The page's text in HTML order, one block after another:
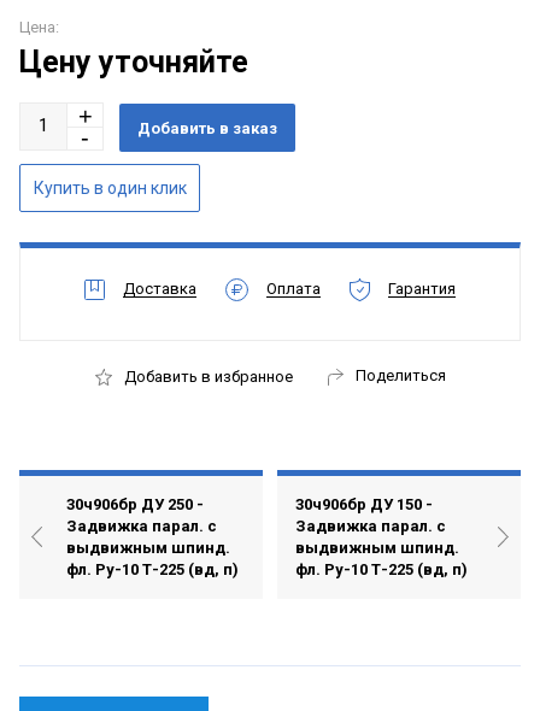
Цена:
Цену уточняйте
Доставка Оплата Гарантия
Добавить в избранное Поделиться
30ч906бр ДУ 250 -
Задвижка парал. с
выдвижным шпинд.
фл. Ру-10 Т-225 (вд, п)
30ч906бр ДУ 150 -
Задвижка парал. с
выдвижным шпинд.
фл. Ру-10 Т-225 (вд, п)